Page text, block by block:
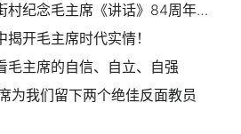
念毛主席《讲话》84周年座谈会
开毛主席时代实情！
毛主席的自信、自立、自强
为我们留下两个绝佳反面教员